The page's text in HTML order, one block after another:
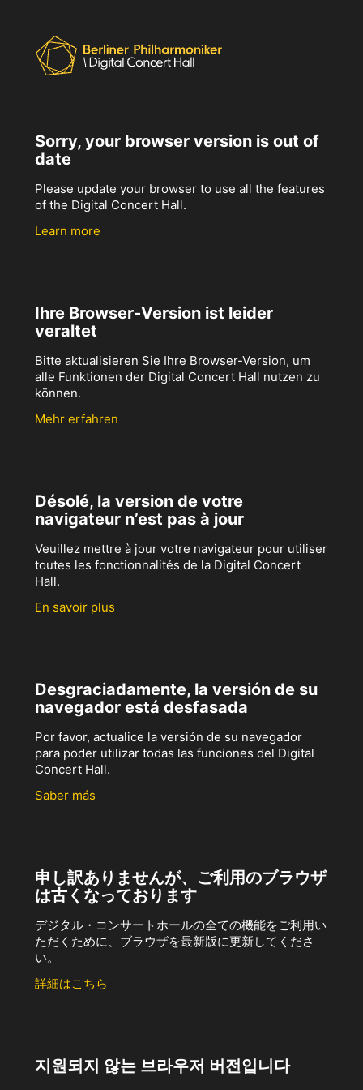
Sorry, your browser version is out of
date
Please update your browser to use all the features
of the Digital Concert Hall.
Learn more
Ihre Browser-Version ist leider
veraltet
Bitte aktualisieren Sie Ihre Browser-Version, um
alle Funktionen der Digital Concert Hall nutzen zu
können.
Mehr erfahren
Désolé, la version de votre
navigateur n’est pas à jour
Veuillez mettre à jour votre navigateur pour utiliser
toutes les fonctionnalités de la Digital Concert
Hall.
En savoir plus
Desgraciadamente, la versión de su
navegador está desfasada
Por favor, actualice la versión de su navegador
para poder utilizar todas las funciones del Digital
Concert Hall.
Saber más
申し訳ありませんが、ご利用のブラウザ
は古くなっております
デジタル・コンサートホールの全ての機能をご利用い
ただくために、ブラウザを最新版に更新してくださ
い。
詳細はこちら
지원되지 않는 브라우저 버전입니다